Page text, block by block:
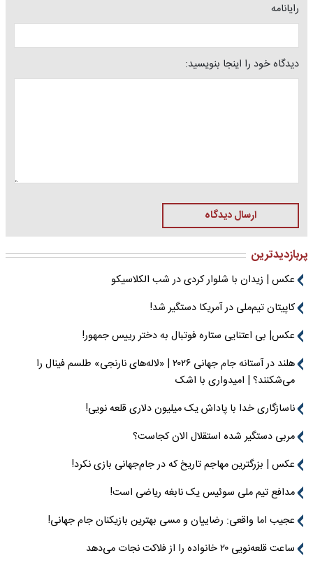
رایانامه
دیدگاه خود را اینجا بنویسید:
ارسال دیدگاه
پربازدیدترین
عکس | زیدان با شلوار کردی در شب الکلاسیکو
کاپیتان تیم‌ملی در آمریکا دستگیر شد!
عکس| بی اعتنایی ستاره فوتبال به دختر رییس جمهور!
هلند در آستانه جام جهانی ۲۰۲۶ | «لاله‌های نارنجی» طلسم فینال را
می‌شکنند؟ | امیدواری با اشک
ناسازگاری خدا با پاداش یک میلیون دلاری قلعه نویی!
مربی دستگیر شده استقلال الان کجاست؟
عکس | بزرگترین مهاجم تاریخ که در جام‌جهانی بازی نکرد!
مدافع تیم ملی سوئیس یک نابغه ریاضی است!
عجیب اما واقعی: رضاییان و مسی بهترین بازیکنان جام جهانی!
ساعت قلعه‌نویی ۲۰ خانواده را از فلاکت نجات می‌دهد